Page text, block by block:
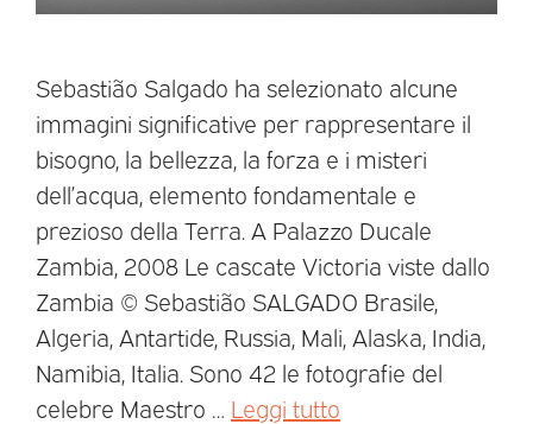
Sebastião Salgado ha selezionato alcune
immagini significative per rappresentare il
bisogno, la bellezza, la forza e i misteri
dell’acqua, elemento fondamentale e
prezioso della Terra. A Palazzo Ducale
Zambia, 2008 Le cascate Victoria viste dallo
Zambia © Sebastião SALGADO Brasile,
Algeria, Antartide, Russia, Mali, Alaska, India,
Namibia, Italia. Sono 42 le fotografie del
celebre Maestro … Leggi tutto